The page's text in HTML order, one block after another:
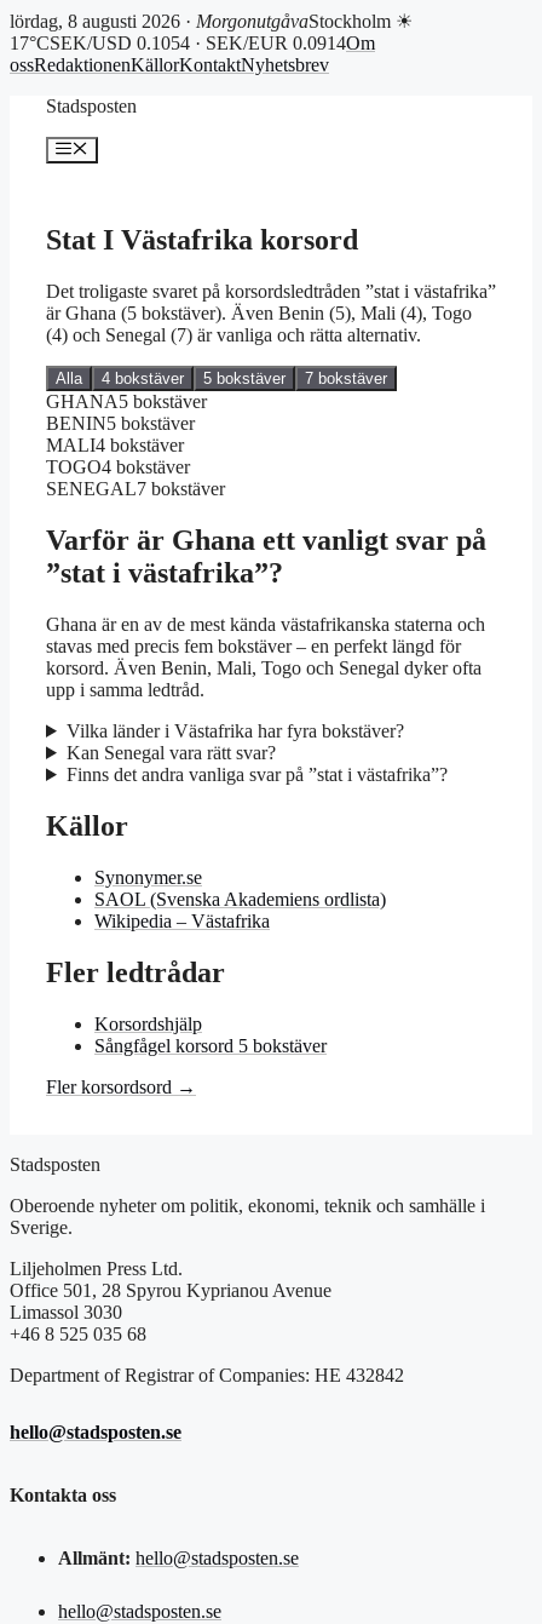
lördag, 8 augusti 2026 · MorgonutgåvaStockholm ☀
17°CSEK/USD 0.1054 · SEK/EUR 0.0914Om
ossRedaktionenKällorKontaktNyhetsbrev
Stadsposten
Meny
Stat I Västafrika korsord
Det troligaste svaret på korsordsledtråden ”stat i västafrika”
är Ghana (5 bokstäver). Även Benin (5), Mali (4), Togo
(4) och Senegal (7) är vanliga och rätta alternativ.
Alla 4 bokstäver 5 bokstäver 7 bokstäver
GHANA5 bokstäver
BENIN5 bokstäver
MALI4 bokstäver
TOGO4 bokstäver
SENEGAL7 bokstäver
Varför är Ghana ett vanligt svar på
”stat i västafrika”?
Ghana är en av de mest kända västafrikanska staterna och
stavas med precis fem bokstäver – en perfekt längd för
korsord. Även Benin, Mali, Togo och Senegal dyker ofta
upp i samma ledtråd.
Vilka länder i Västafrika har fyra bokstäver?
Kan Senegal vara rätt svar?
Finns det andra vanliga svar på ”stat i västafrika”?
Källor
Synonymer.se
SAOL (Svenska Akademiens ordlista)
Wikipedia – Västafrika
Fler ledtrådar
Korsordshjälp
Sångfågel korsord 5 bokstäver
Fler korsordsord →
Stadsposten
Oberoende nyheter om politik, ekonomi, teknik och samhälle i
Sverige.
Liljeholmen Press Ltd.
Office 501, 28 Spyrou Kyprianou Avenue
Limassol 3030
+46 8 525 035 68
Department of Registrar of Companies: HE 432842
hello@stadsposten.se
Kontakta oss
Allmänt: hello@stadsposten.se
hello@stadsposten.se